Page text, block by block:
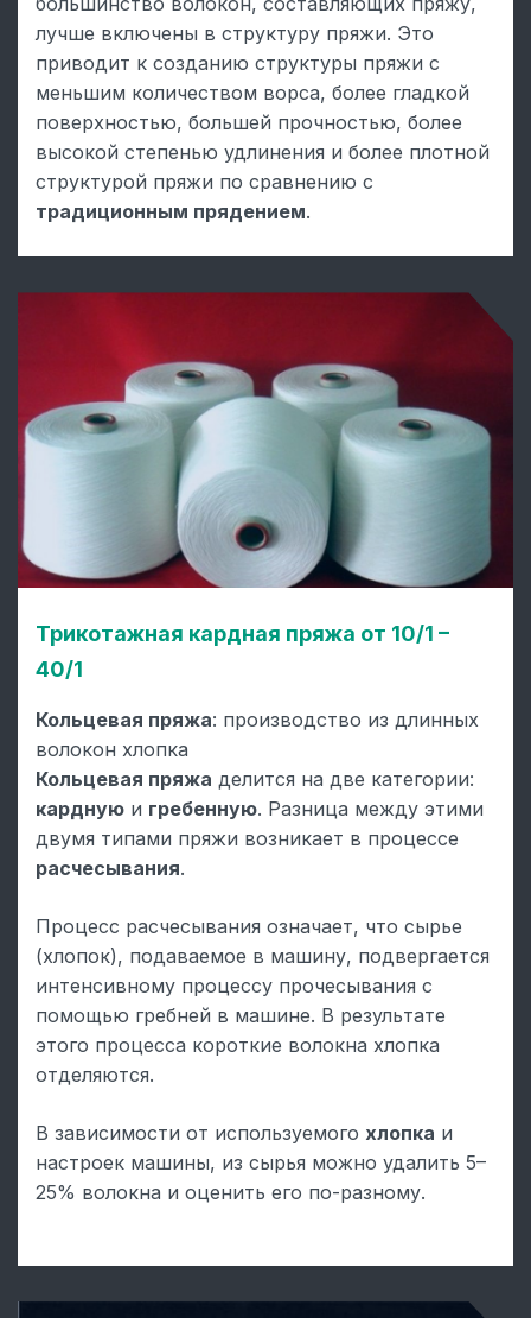
лучше включены в структуру пряжи. Это
приводит к созданию структуры пряжи с
меньшим количеством ворса, более гладкой
поверхностью, большей прочностью, более
высокой степенью удлинения и более плотной
структурой пряжи по сравнению с
традиционным прядением.
Трикотажная кардная пряжа от 10/1 –
40/1
Кольцевая пряжа: производство из длинных
волокон хлопка
Кольцевая пряжа делится на две категории:
кардную и гребенную. Разница между этими
двумя типами пряжи возникает в процессе
расчесывания.
Процесс расчесывания означает, что сырье
(хлопок), подаваемое в машину, подвергается
интенсивному процессу прочесывания с
помощью гребней в машине. В результате
этого процесса короткие волокна хлопка
отделяются.
В зависимости от используемого хлопка и
настроек машины, из сырья можно удалить 5–
25% волокна и оценить его по-разному.